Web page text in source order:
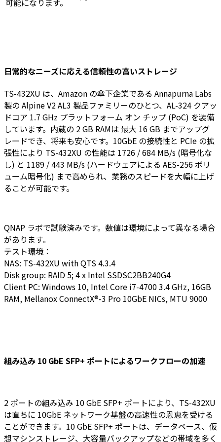
可能になります。
日常的なニーズに応える信頼性の高いストレージ
TS-432XU は、Amazon の傘下企業である Annapurna Labs
製の Alpine V2 AL3 製品ファミリーのひとつ、AL-324 クアッ
ドコア 1.7 GHz プラットフォーム オン チップ (PoC) を装備
しています。内蔵の 2 GB RAMは 最大 16 GB までアップグ
レードでき、将来も安心です。10GbE の接続性と PCIe の拡
張性により TS-432XU の性能は 1726 / 684 MB/s (暗号化な
し) と 1189 / 443 MB/s (ハードウェアによる AES-256 ボリ
ューム暗号化) まで高められ、業務のスピードを大幅に上げ
ることが可能です。
QNAP ラボで試験済みです。数値は環境によって異なる場合
があります。
テスト環境：
NAS: TS-432XU with QTS 4.3.4
Disk group: RAID 5; 4 x Intel SSDSC2BB240G4
Client PC: Windows 10, Intel Core i7-4700 3.4 GHz, 16GB
RAM, Mellanox ConnectX®-3 Pro 10GbE NICs, MTU 9000
組み込み 10 GbE SFP+ ポートによるワークフローの加速
2 ポートの組み込み 10 GbE SFP+ ポートにより、TS-432XU
は直ちに 10GbE ネットワーク基盤の高速性の恩恵を受ける
ことができます。10 GbE SFP+ ポートは、データベース、仮
想マシンストレージ、大容量バックアップなどの帯域を多く